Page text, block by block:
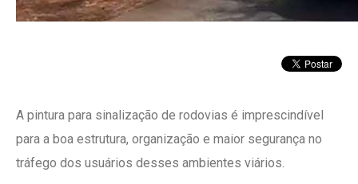
A pintura para sinalização de rodovias é imprescindível
para a boa estrutura, organização e maior segurança no
tráfego dos usuários desses ambientes viários.